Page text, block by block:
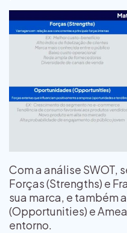
Com a análise SWOT,
Forças (Strengths) e
sua marca, e também
(Opportunities) e
entorno.